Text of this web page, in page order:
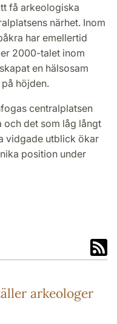
få arkeologiska
närhet. Inom
har emellertid
2000-talet inom
en hälsosam
höjden.
centralplatsen
och det som låg långt
vidgade utblick ökar
position under
arkeologer